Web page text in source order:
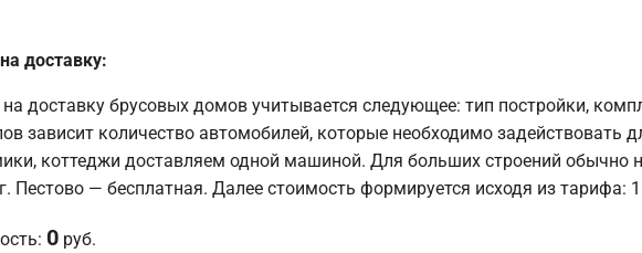
доставку:
доставку брусовых домов учитывается следующее: тип постройки,
зависит количество автомобилей, которые необходимо задействовать
коттеджи доставляем одной машиной. Для больших строений обычно
Пестово — бесплатная. Далее стоимость формируется исходя из тарифа:
0 руб.